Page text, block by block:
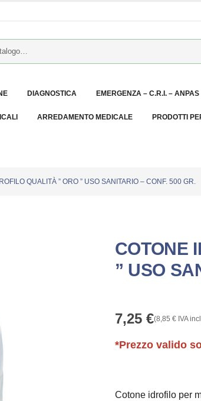
DIAGNOSTICA EMERGENZA – C.R.I. – ANPAS
ARREDAMENTO MEDICALE PRODOTTI
QUALITÀ ” ORO ” USO SANITARIO – CONF. 500 GR.
COTONE
” USO
7,25 €(8,85 €IVA
*Prezzo valido
Cotone idrofilo per